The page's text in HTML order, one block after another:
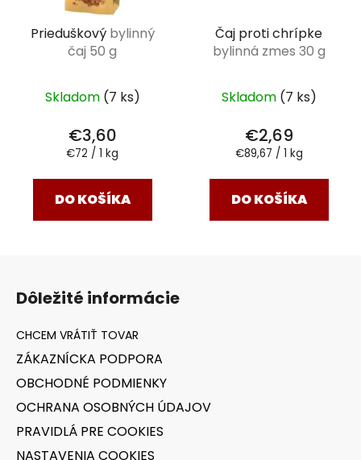
Prieduškový bylinný
čaj 50 g
Skladom (7 ks)
€3,60
Jednotková
€72 / 1 kg
DO KOŠÍKA
Čaj proti chrípke
bylinná zmes 30 g
Skladom (7 ks)
€2,69
Jednotková
€89,67 / 1 kg
DO KOŠÍKA
Dôležité informácie
ZÁKAZNÍCKA PODPORA
OBCHODNÉ PODMIENKY
OCHRANA OSOBNÝCH ÚDAJOV
PRAVIDLÁ PRE COOKIES
NASTAVENIA COOKIES